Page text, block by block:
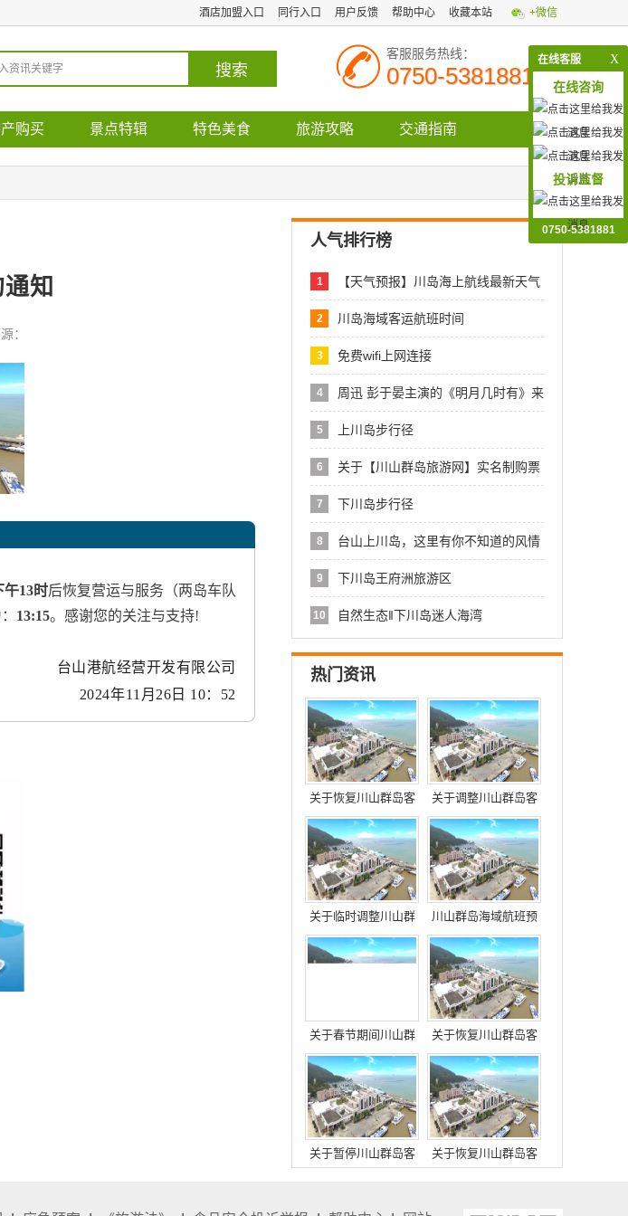
酒店加盟入口 同行入口 用户反馈 帮助中心 收藏本站 +微信
客服服务热线：
0750-5381881
购买 景点特辑 特色美食 旅游攻略 交通指南
知
：
午13时后恢复营运与服务（两岛车队
13:15。感谢您的关注与支持!
台山港航经营开发有限公司
2024年11月26日 10：52
人气排行榜
1
【天气预报】川岛海上航线最新天气
预报
2 川岛海域客运航班时间
3 免费wifi上网连接
4
周迅 彭于晏主演的《明月几时有》来
川
5 上川岛步行径
6
关于【川山群岛旅游网】实名制购票
服务
7 下川岛步行径
8 台山上川岛，这里有你不知道的风情
9 下川岛王府洲旅游区
10 自然生态‖下川岛迷人海湾
热门资讯
关于恢复川山群岛客
运服务的通知
关于调整川山群岛客
运航班的通知
关于临时调整川山群
岛海域客运航班的公
告
川山群岛海域航班预
警
关于春节期间川山群
岛客运航班调整的通
知
关于恢复川山群岛客
运服务的通知
关于暂停川山群岛客
运服务的通知
关于恢复川山群岛客
运服务的通知
X
在线客服
在线咨询
投诉监督
0750-5381881